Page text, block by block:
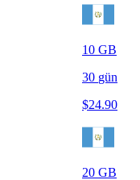
10 GB
30 gün
$24.90
20 GB